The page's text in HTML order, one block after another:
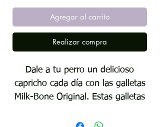
Agregar al carrito
Realizar compra
Dale a tu perro un delicioso
capricho cada día con las galletas
Milk-Bone Original. Estas galletas
crujido clásico e irresistible y ese